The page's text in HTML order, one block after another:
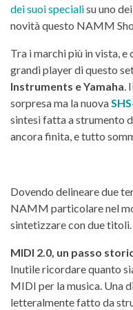
dei suoi specialisu uno
novità questo NAMM
Tra i marchi più in vista, e
grandi player di questo
Instruments e Yamaha.
sorpresa ma la nuova
sintesi fatta a strumento
ancora finita, e tutto
Dovendo delineare due
NAMM particolare nel
sintetizzare con due titoli.
MIDI 2.0, un passo
Inutile ricordare quanto
MIDI per la musica. Una
letteralmente fatto da